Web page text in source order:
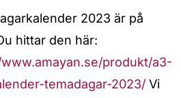
2023 är på
hittar den här:
produkt/a3-
temadagar-2023/ Vi